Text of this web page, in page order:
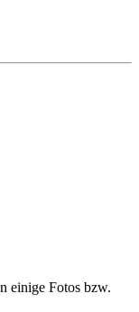
einige Fotos bzw.